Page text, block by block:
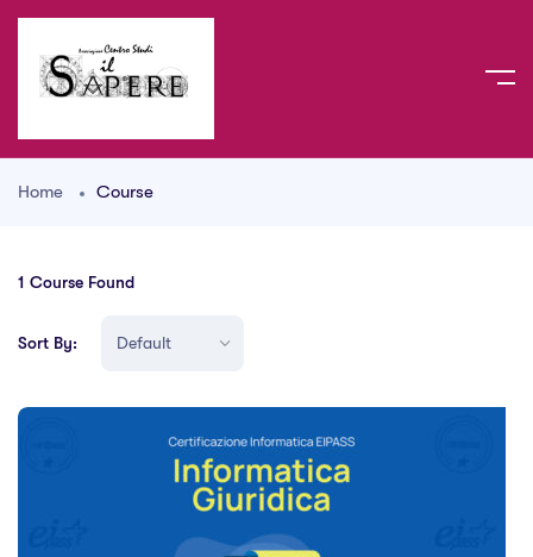
Home Course
1 Course Found
Sort By: